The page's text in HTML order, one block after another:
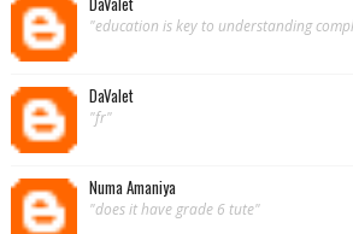
"education is key to understanding
DaValet
"fr"
Numa Amaniya
"does it have grade 6 tute"